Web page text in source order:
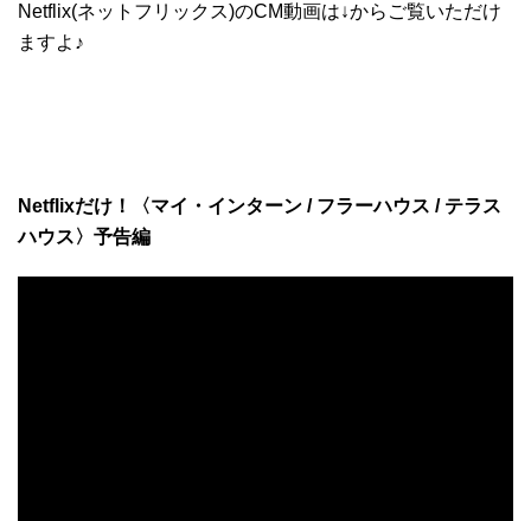
Netflix(ネットフリックス)のCM動画は↓からご覧いただけ
ますよ♪
Netflixだけ！〈マイ・インターン / フラーハウス / テラス
ハウス〉予告編